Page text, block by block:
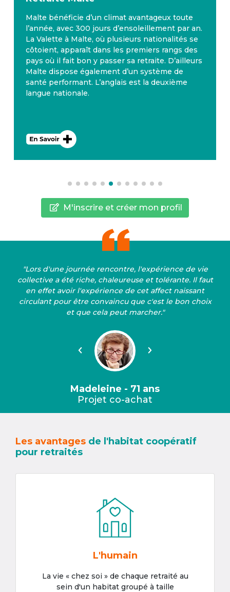
Malte bénéficie d’un climat avantageux toute
l’année, avec 300 jours d’ensoleillement par an.
La Valette à Malte, où plusieurs nationalités se
côtoient, apparaît dans les premiers rangs des
pays où il fait bon y passer sa retraite. D’ailleurs
Malte dispose également d’un système de
santé performant. L’anglais est la deuxième
langue nationale.
M'inscrire et créer mon profil
"Lors d'une journée rencontre, l'expérience de vie
collective a été riche, chaleureuse et tolérante. Il faut
en effet avoir l'expérience de cet affect naissant
circulant pour être convaincu que c'est le bon choix
et que cela peut marcher."
Précédent Suivant
Madeleine - 71 ans
Projet co-achat
Les avantages de l'habitat coopératif
pour retraités
L'humain
La vie « chez soi » de chaque retraité au
sein d'un habitat groupé à taille